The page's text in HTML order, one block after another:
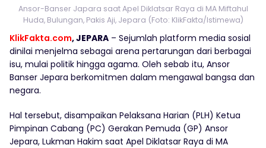
Ansor-Banser Japara saat Apel Diklatsar Raya di MA Miftahul
Huda, Bulungan, Pakis Aji, Jepara (Foto: KlikFakta/Istimewa)
KlikFakta.com, JEPARA – Sejumlah platform media sosial
dinilai menjelma sebagai arena pertarungan dari berbagai
isu, mulai politik hingga agama. Oleh sebab itu, Ansor
Banser Jepara berkomitmen dalam mengawal bangsa dan
negara.
Hal tersebut, disampaikan Pelaksana Harian (PLH) Ketua
Pimpinan Cabang (PC) Gerakan Pemuda (GP) Ansor
Jepara, Lukman Hakim saat Apel Diklatsar Raya di MA